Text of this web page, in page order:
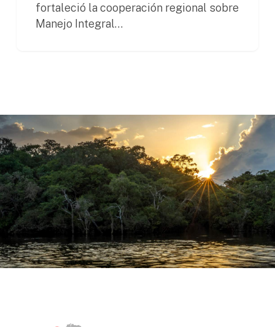
fortaleció la cooperación regional sobre
Manejo Integral…